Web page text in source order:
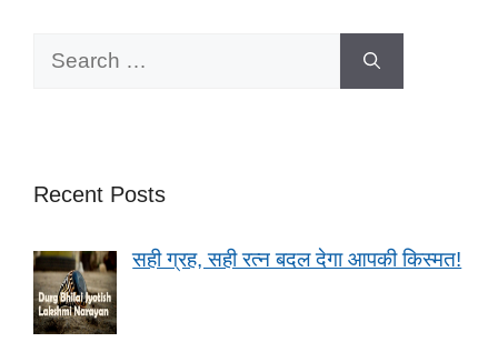
Search
Recent Posts
सही ग्रह, सही रत्न बदल देगा आपकी किस्मत!